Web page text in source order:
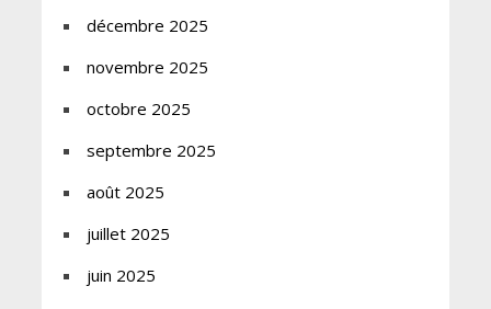
décembre 2025
novembre 2025
octobre 2025
septembre 2025
août 2025
juillet 2025
juin 2025